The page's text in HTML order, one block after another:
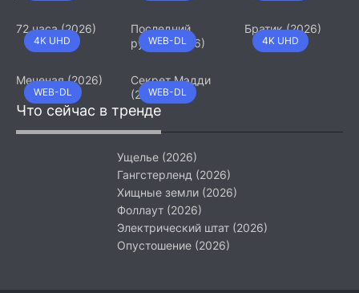
4K UHD
72 часа (2026)
WEB-DL
Последний
рубеж (2026)
4K UHD
Братик (2026)
WEB-DL
Меченая (2026)
WEB-DL
Секрет Мэдди
(2026)
Что сейчас в тренде
Ущелье (2026)
Гангстерленд (2026)
Хищные земли (2026)
Фоллаут (2026)
Электрический штат (2026)
Опустошение (2026)